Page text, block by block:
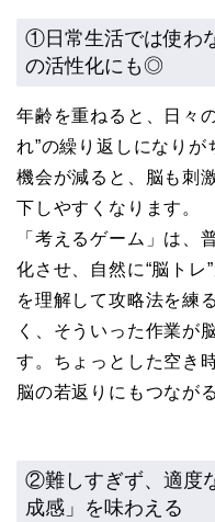
①日常生活では使わ
の活性化にも◎
年齢を重ねると、日々
れ”の繰り返しになり
機会が減ると、脳も刺
下しやすくなります。
「考えるゲーム」は、
化させ、自然に“脳トレ
を理解して攻略法を練
く、そういった作業が
す。ちょっとした空き
脳の若返りにもつなが
②難しすぎず、適度
成感」を味わえる